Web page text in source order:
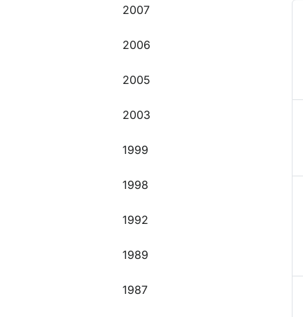
2007
2006
2005
2003
1999
1998
1992
1989
1987